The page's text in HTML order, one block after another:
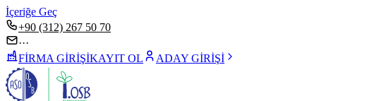
İçeriğe Geç
+90 (312) 267 50 70
···
FİRMA GİRİŞİKAYIT OL ADAY GİRİŞİ